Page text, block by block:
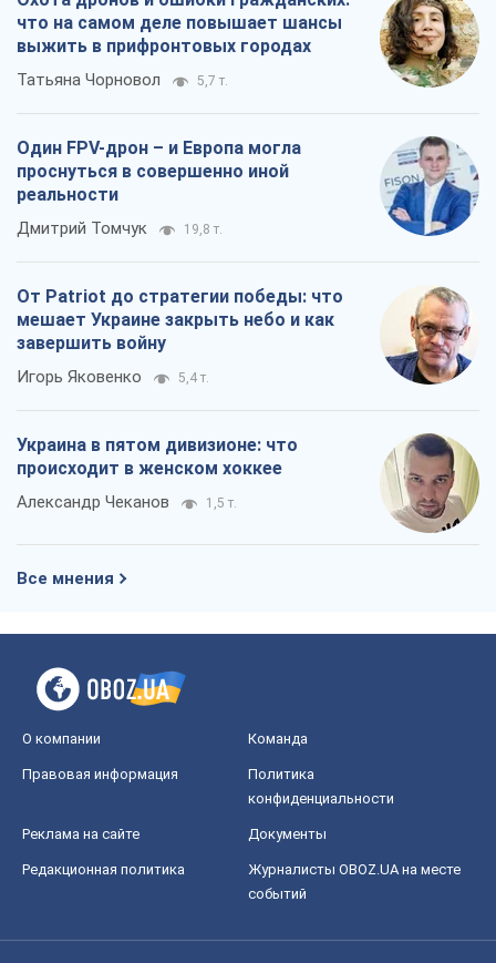
что на самом деле повышает шансы
выжить в прифронтовых городах
Татьяна Чорновол 5,7 т.
Один FPV-дрон – и Европа могла
проснуться в совершенно иной
реальности
Дмитрий Томчук 19,8 т.
От Patriot до стратегии победы: что
мешает Украине закрыть небо и как
завершить войну
Игорь Яковенко 5,4 т.
Украина в пятом дивизионе: что
происходит в женском хоккее
Александр Чеканов 1,5 т.
Все мнения
О компании Команда
Правовая информация
Политика
конфиденциальности
Реклама на сайте Документы
Редакционная политика
Журналисты OBOZ.UA на месте
событий